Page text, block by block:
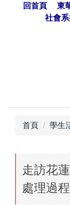
回首頁 東
社會
首頁 學生
走訪花
處理過